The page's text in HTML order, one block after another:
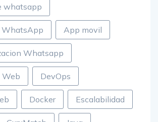
whatsapp
WhatsApp App movil
Whatsapp
Web DevOps
Docker Escalabilidad